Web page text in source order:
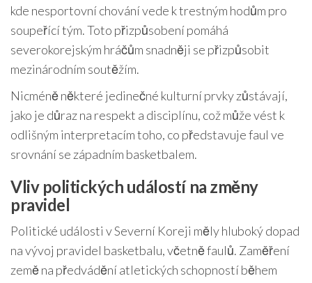
kde nesportovní chování vede k trestným hodům pro
soupeřící tým. Toto přizpůsobení pomáhá
severokorejským hráčům snadněji se přizpůsobit
mezinárodním soutěžím.
Nicméně některé jedinečné kulturní prvky zůstávají,
jako je důraz na respekt a disciplínu, což může vést k
odlišným interpretacím toho, co představuje faul ve
srovnání se západním basketbalem.
Vliv politických událostí na změny
pravidel
Politické události v Severní Koreji měly hluboký dopad
na vývoj pravidel basketbalu, včetně faulů. Zaměření
země na předvádění atletických schopností během